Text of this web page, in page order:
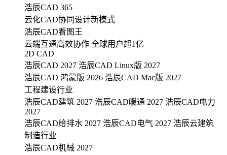
浩辰CAD 365
云化CAD协同设计新模式
浩辰CAD看图王
云端互通高效协作 全球用户超1亿
2D CAD
浩辰CAD 2027 浩辰CAD Linux版 2027
浩辰CAD 鸿蒙版 2026 浩辰CAD Mac版 2027
工程建设行业
浩辰CAD建筑 2027 浩辰CAD暖通 2027 浩辰CAD电力
2027
浩辰CAD给排水 2027 浩辰CAD电气 2027 浩辰云建筑
制造行业
浩辰CAD机械 2027